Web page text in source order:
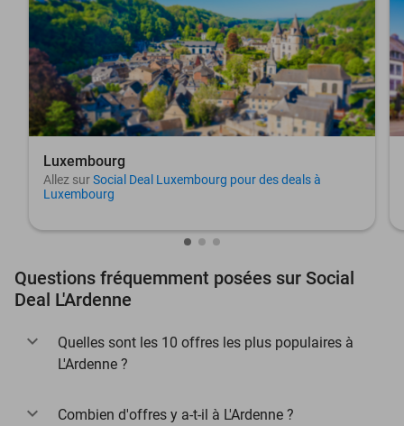
Luxembourg
Allez surSocial Deal Luxembourg pour des deals à
Luxembourg
Questions fréquemment posées sur Social
Deal L'Ardenne
Quelles sont les 10 offres les plus populaires à
L'Ardenne ?
Combien d'offres y a-t-il à L'Ardenne ?